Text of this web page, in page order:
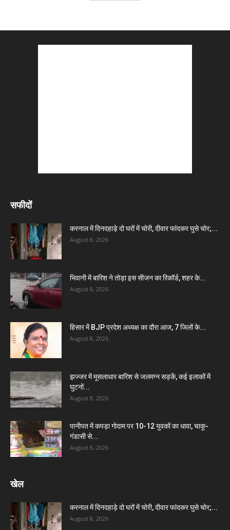
सफीदों
करनाल में दिनदहाड़े दो घरों में चोरी, दीवार फांदकर घुसे चोर;...
August 8, 2026
भिवानी में बारिश ने तोड़ा इस सीजन का रिकॉर्ड, शहर के...
August 8, 2026
हिसार में BJP प्रदेश अध्यक्ष का दौरा आज, 7 जिलों के...
August 8, 2026
झज्जर में मूसलाधार बारिश से जलमग्न सड़कें, कई इलाकों में
घुटनों...
August 8, 2026
पानीपत में कपड़ा गोदाम पर 10-12 युवकों का धावा, चाकू-
गंडासी से...
August 8, 2026
खेल
करनाल में दिनदहाड़े दो घरों में चोरी, दीवार फांदकर घुसे चोर;...
August 8, 2026